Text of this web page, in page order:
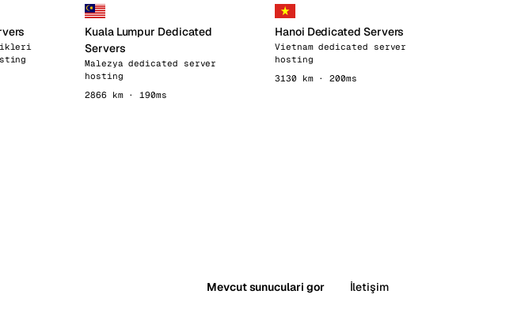
Kuala Lumpur Dedicated
Servers
Malezya dedicated server
hosting
2866 km · 190ms
Hanoi Dedicated Servers
Vietnam dedicated server
hosting
3130 km · 200ms
Mevcut sunuculari gor İletişim